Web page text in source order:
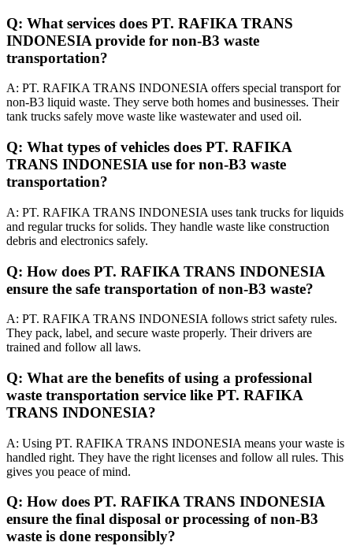
Q: What services does PT. RAFIKA TRANS
INDONESIA provide for non-B3 waste
transportation?
A: PT. RAFIKA TRANS INDONESIA offers special transport for
non-B3 liquid waste. They serve both homes and businesses. Their
tank trucks safely move waste like wastewater and used oil.
Q: What types of vehicles does PT. RAFIKA
TRANS INDONESIA use for non-B3 waste
transportation?
A: PT. RAFIKA TRANS INDONESIA uses tank trucks for liquids
and regular trucks for solids. They handle waste like construction
debris and electronics safely.
Q: How does PT. RAFIKA TRANS INDONESIA
ensure the safe transportation of non-B3 waste?
A: PT. RAFIKA TRANS INDONESIA follows strict safety rules.
They pack, label, and secure waste properly. Their drivers are
trained and follow all laws.
Q: What are the benefits of using a professional
waste transportation service like PT. RAFIKA
TRANS INDONESIA?
A: Using PT. RAFIKA TRANS INDONESIA means your waste is
handled right. They have the right licenses and follow all rules. This
gives you peace of mind.
Q: How does PT. RAFIKA TRANS INDONESIA
ensure the final disposal or processing of non-B3
waste is done responsibly?